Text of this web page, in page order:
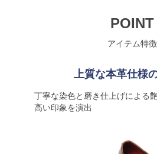
POINT
アイテム特徴
上質な本革仕様
丁寧な染色と磨き仕上げによる
高い印象を演出